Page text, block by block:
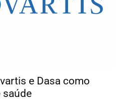
e Dasa como
saúde